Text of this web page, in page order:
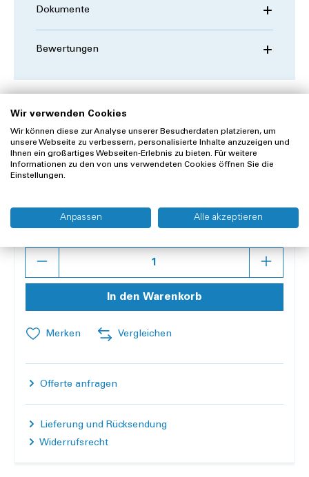
Dokumente
Bewertungen
CHF 171.66
CHF 158.80 zzgl. 8.1 % MwSt.
zzgl. Versandkosten
Voraussichtliches Lieferdatum: Fr, 28.08.2026
In den Warenkorb
Merken Vergleichen
Offerte anfragen
Lieferung und Rücksendung
Widerrufsrecht
Wir verwenden Cookies
Wir können diese zur Analyse unserer Besucherdaten platzieren, um
unsere Webseite zu verbessern, personalisierte Inhalte anzuzeigen und
Ihnen ein großartiges Webseiten-Erlebnis zu bieten. Für weitere
Informationen zu den von uns verwendeten Cookies öffnen Sie die
Einstellungen.
Anpassen Alle akzeptieren